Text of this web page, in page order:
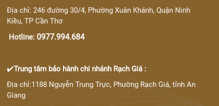
Địa chỉ: 246 đường 30/4, Phường Xuân Khánh, Quận Ninh
Kiều, TP Cần Thơ
Hotline: 0977.994.684
✔️Trung tâm bảo hành chi nhánh Rạch Giá :
Địa chỉ:1188 Nguyễn Trung Trực, Phường Rạch Giá, tỉnh An
Giang